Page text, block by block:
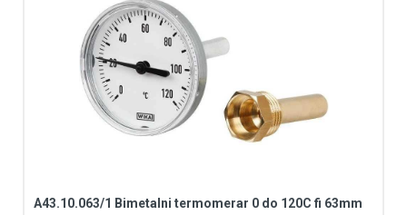
A43.10.063/1 Bimetalni termomerar 0 do 120C fi 63mm